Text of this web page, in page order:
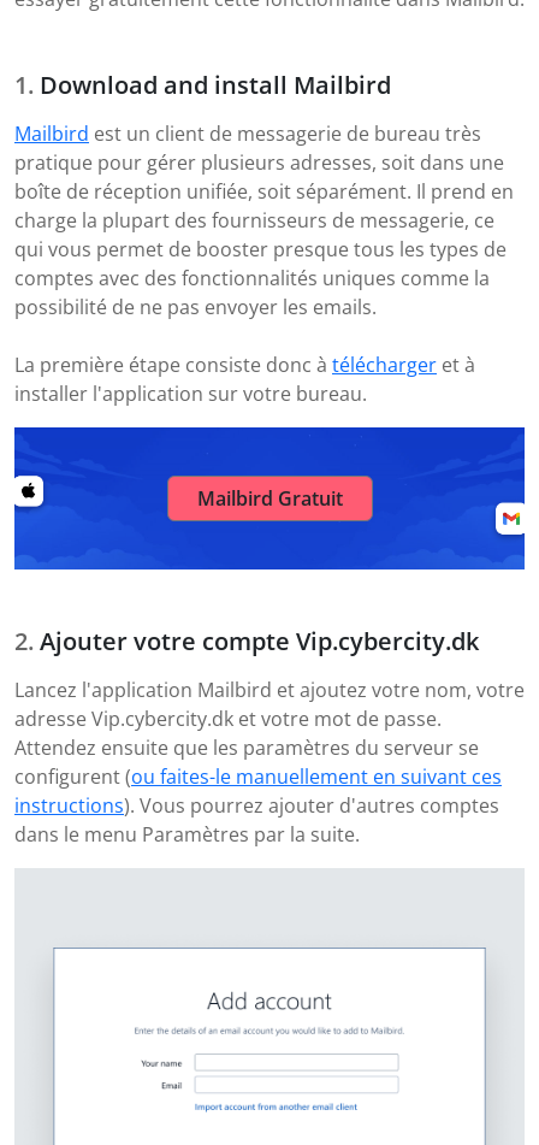
Download and install Mailbird
Mailbird est un client de messagerie de bureau très
pratique pour gérer plusieurs adresses, soit dans une
boîte de réception unifiée, soit séparément. Il prend en
charge la plupart des fournisseurs de messagerie, ce
qui vous permet de booster presque tous les types de
comptes avec des fonctionnalités uniques comme la
possibilité de ne pas envoyer les emails.
La première étape consiste donc à télécharger et à
installer l'application sur votre bureau.
Mailbird Gratuit
Ajouter votre compte Vip.cybercity.dk
Lancez l'application Mailbird et ajoutez votre nom, votre
adresse Vip.cybercity.dk et votre mot de passe.
Attendez ensuite que les paramètres du serveur se
configurent (ou faites-le manuellement en suivant ces
instructions). Vous pourrez ajouter d'autres comptes
dans le menu Paramètres par la suite.